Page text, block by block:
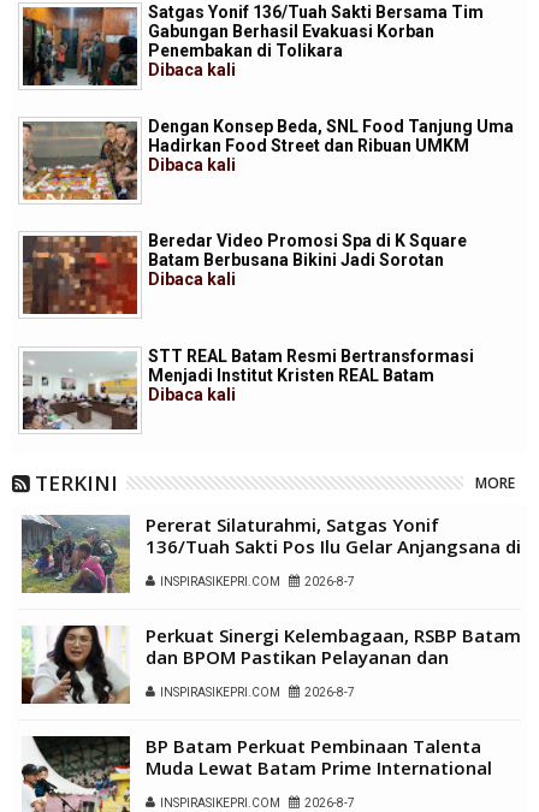
Satgas Yonif 136/Tuah Sakti Bersama Tim
Gabungan Berhasil Evakuasi Korban
Penembakan di Tolikara
Dibaca kali
Dengan Konsep Beda, SNL Food Tanjung Uma
Hadirkan Food Street dan Ribuan UMKM
Dibaca kali
Beredar Video Promosi Spa di K Square
Batam Berbusana Bikini Jadi Sorotan
Dibaca kali
STT REAL Batam Resmi Bertransformasi
Menjadi Institut Kristen REAL Batam
Dibaca kali
TERKINI MORE
Pererat Silaturahmi, Satgas Yonif
136/Tuah Sakti Pos Ilu Gelar Anjangsana di
Kampung Alukme
INSPIRASIKEPRI.COM 2026-8-7
Perkuat Sinergi Kelembagaan, RSBP Batam
dan BPOM Pastikan Pelayanan dan
Ketersediaan Obat Aman
INSPIRASIKEPRI.COM 2026-8-7
BP Batam Perkuat Pembinaan Talenta
Muda Lewat Batam Prime International
Grassroot Football Festival 2026
INSPIRASIKEPRI.COM 2026-8-7